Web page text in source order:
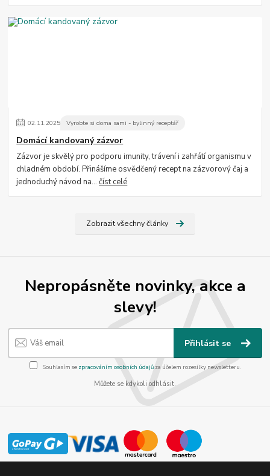
02.11.2025 Vyrobte si doma sami - bylinný receptář
Domácí kandovaný zázvor
Zázvor je skvělý pro podporu imunity, trávení i zahřátí organismu v
chladném období. Přinášíme osvědčený recept na zázvorový čaj a
jednoduchý návod na...číst celé
Zobrazit všechny články
Nepropásněte novinky, akce a
slevy!
Přihlásit se
Souhlasím se zpracováním osobních údajůza účelem rozesílky newsletteru.
Můžete se kdykoli odhlásit.